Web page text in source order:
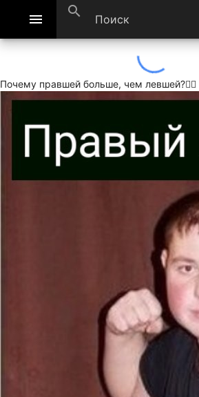
menu search
Почему правшей больше, чем левшей?🙋‍♂